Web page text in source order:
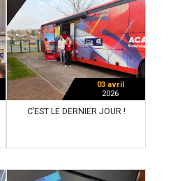
03 avril
2026
C’EST LE DERNIER JOUR !